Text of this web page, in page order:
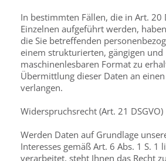
In bestimmten Fällen, die in Art. 20
Einzelnen aufgeführt werden,
die Sie betreffenden
einem strukturierten, gängigen und
maschinenlesbaren Format zu
Übermittlung dieser Daten an
verlangen.
Widerspruchsrecht (Art. 21 DSGVO)
Werden Daten auf Grundlage
Interesses gemäß Art. 6 Abs. 1 S. 1
verarbeitet, steht Ihnen das Recht